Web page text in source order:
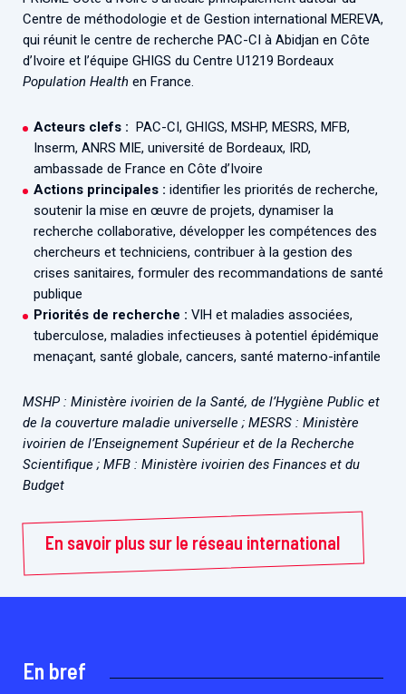
Associations de patient.e.s
Collaboration avec les acteurs communautaires
Cellule Émergence mpox
Ouverte depuis décembre 2023, pour suivre l'épidémie
en RDC, elle reste active suite à des cas à Mayotte et à
Cellules Émergence
Retrouvez toutes les cellules Émergence, actives ou
inactives.
Centre de méthodologie et de Gestion international MEREVA,
qui réunit le centre de recherche PAC-CI à Abidjan en Côte
d’Ivoire et l’équipe GHIGS du Centre U1219 Bordeaux
Population Health en France.
Acteurs clefs : PAC-CI, GHIGS, MSHP, MESRS, MFB,
Inserm, ANRS MIE, université de Bordeaux, IRD,
ambassade de France en Côte d’Ivoire
Actions principales : identifier les priorités de recherche,
soutenir la mise en œuvre de projets, dynamiser la
recherche collaborative, développer les compétences des
chercheurs et techniciens, contribuer à la gestion des
crises sanitaires, formuler des recommandations de santé
publique
Priorités de recherche : VIH et maladies associées,
tuberculose, maladies infectieuses à potentiel épidémique
menaçant, santé globale, cancers, santé materno-infantile
MSHP : Ministère ivoirien de la Santé, de l’Hygiène Public et
de la couverture maladie universelle ; MESRS : Ministère
ivoirien de l’Enseignement Supérieur et de la Recherche
Scientifique ; MFB : Ministère ivoirien des Finances et du
Budget
En savoir plus sur le réseau international
En bref